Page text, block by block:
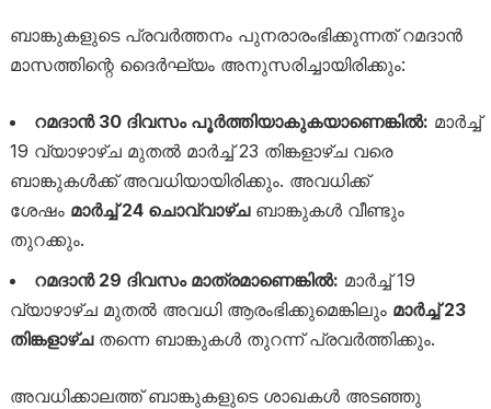
ബാങ്കുകളുടെ പ്രവർത്തനം പുനരാരംഭിക്കുന്നത് റമദാൻ
മാസത്തിന്റെ ദൈർഘ്യം അനുസരിച്ചായിരിക്കും:
റമദാൻ 30 ദിവസം പൂർത്തിയാകുകയാണെങ്കിൽ: മാർച്ച്
19 വ്യാഴാഴ്ച മുതൽ മാർച്ച് 23 തിങ്കളാഴ്ച വരെ
ബാങ്കുകൾക്ക് അവധിയായിരിക്കും. അവധിക്ക്
ശേഷം മാർച്ച് 24 ചൊവ്വാഴ്ചബാങ്കുകൾ വീണ്ടും
തുറക്കും.
റമദാൻ 29 ദിവസം മാത്രമാണെങ്കിൽ: മാർച്ച് 19
വ്യാഴാഴ്ച മുതൽ അവധി ആരംഭിക്കുമെങ്കിലും മാർച്ച് 23
തിങ്കളാഴ്ചതന്നെ ബാങ്കുകൾ തുറന്ന് പ്രവർത്തിക്കും.
അവധിക്കാലത്ത് ബാങ്കുകളുടെ ശാഖകൾ അടഞ്ഞു